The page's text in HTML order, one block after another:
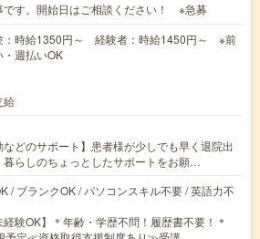
です。開始日はご相談ください！ ※急募
：時給1350円～ 経験者：時給1450円～ ※前
週払いOK
給
などのサポート】患者様が少しでも早く退院出
暮らしのちょっとしたサポートをお願…
/ ブランクOK / パソコンスキル不要 / 英語力不
経験OK】＊年齢・学歴不問！履歴書不要！＊